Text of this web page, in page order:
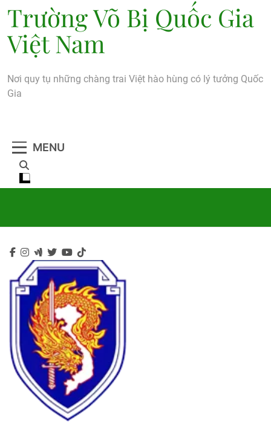
Trường Võ Bị Quốc Gia
Việt Nam
Nơi quy tụ những chàng trai Việt hào hùng có lý tưởng Quốc
Gia
MENU